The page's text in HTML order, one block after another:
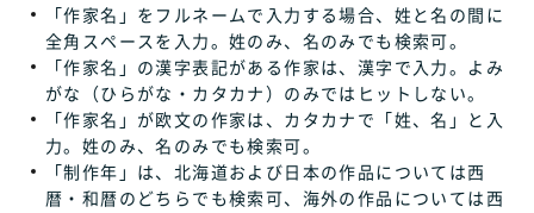
「作家名」をフルネームで入力する場合、姓と名の間に
全角スペースを入力。姓のみ、名のみでも検索可。
「作家名」の漢字表記がある作家は、漢字で入力。よみ
がな（ひらがな・カタカナ）のみではヒットしない。
「作家名」が欧文の作家は、カタカナで「姓、名」と入
力。姓のみ、名のみでも検索可。
「制作年」は、北海道および日本の作品については西
暦・和暦のどちらでも検索可、海外の作品については西